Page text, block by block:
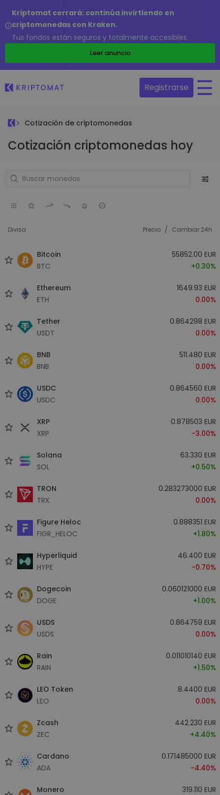
Kriptomat cerrará: continúa invirtiendo en
criptomonedas con Kraken.
Tus fondos están seguros y totalmente accesibles.
Leer anuncio
Registrarse
Cotización de criptomonedas
Cotización criptomonedas hoy
Divisa Precio / Cambiar 24h
Bitcoin
BTC
55852.00 EUR
+0.30%
Ethereum
ETH
1649.93 EUR
0.00%
Tether
USDT
0.864298 EUR
0.00%
BNB
BNB
511.480 EUR
0.00%
USDC
USDC
0.864560 EUR
0.00%
XRP
XRP
0.878503 EUR
-3.00%
Solana
SOL
63.330 EUR
+0.50%
TRON
TRX
0.283273000 EUR
0.00%
Figure Heloc
FIGR_HELOC
0.888351 EUR
+1.80%
Hyperliquid
HYPE
46.400 EUR
-0.70%
Dogecoin
DOGE
0.060121000 EUR
+1.00%
USDS
USDS
0.864759 EUR
0.00%
Rain
RAIN
0.011010140 EUR
+1.50%
LEO Token
LEO
8.4400 EUR
0.00%
Zcash
ZEC
442.230 EUR
+4.40%
Cardano
ADA
0.171485000 EUR
-4.40%
Monero
319.110 EUR